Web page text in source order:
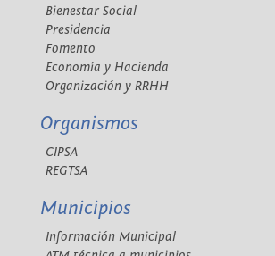
Bienestar Social
Presidencia
Fomento
Economía y Hacienda
Organización y RRHH
Organismos
CIPSA
REGTSA
Municipios
Información Municipal